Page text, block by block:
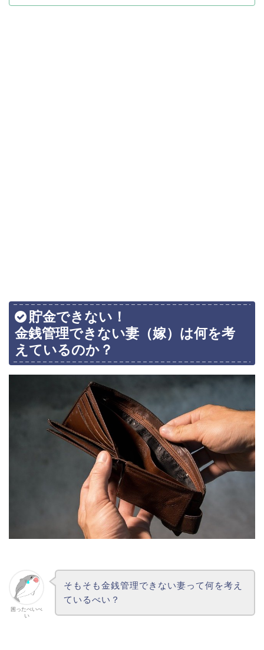
貯金できない！
金銭管理できない妻（嫁）は何を考
えているのか？
困ったべいべ
い
そもそも金銭管理できない妻って何を考え
ているべい？